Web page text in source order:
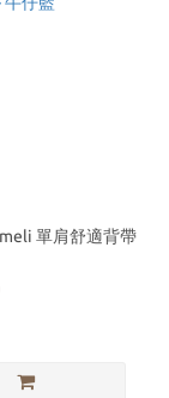
單肩舒適背帶